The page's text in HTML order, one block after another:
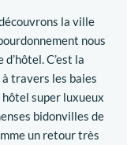
découvrons la ville
nous
C’est la
travers les baies
hôtel super luxueux
bidonvilles de
un retour très